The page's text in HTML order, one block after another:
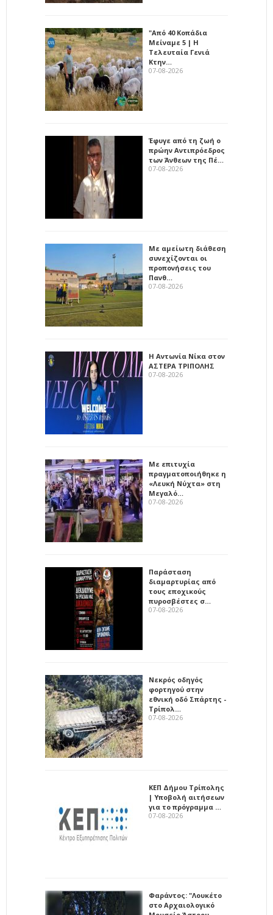
"Από 40 Κοπάδια
Μείναμε 5 | Η
Τελευταία Γενιά
Κτην…
07-08-2026
Έφυγε από τη ζωή ο
πρώην Αντιπρόεδρος
των Άνθεων της Πέ…
07-08-2026
Με αμείωτη διάθεση
συνεχίζονται οι
προπονήσεις του
Πανθ…
07-08-2026
Η Αντωνία Νίκα στον
ΑΣΤΕΡΑ ΤΡΙΠΟΛΗΣ
07-08-2026
Με επιτυχία
πραγματοποιήθηκε η
«Λευκή Νύχτα» στη
Μεγαλό…
07-08-2026
Παράσταση
διαμαρτυρίας από
τους εποχικούς
πυροσβέστες σ…
07-08-2026
Νεκρός οδηγός
φορτηγού στην
εθνική οδό Σπάρτης -
Τρίπολ…
07-08-2026
ΚΕΠ Δήμου Τρίπολης
| Υποβολή αιτήσεων
για το πρόγραμμα …
07-08-2026
Φαράντος: "Λουκέτο
στο Αρχαιολογικό